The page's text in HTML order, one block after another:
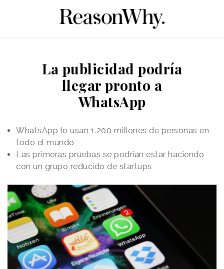
La publicidad podría
llegar pronto a
WhatsApp
WhatsApp lo usan 1.200 millones de personas en
todo el mundo
Las primeras pruebas se podrían estar haciendo
con un grupo reducido de startups